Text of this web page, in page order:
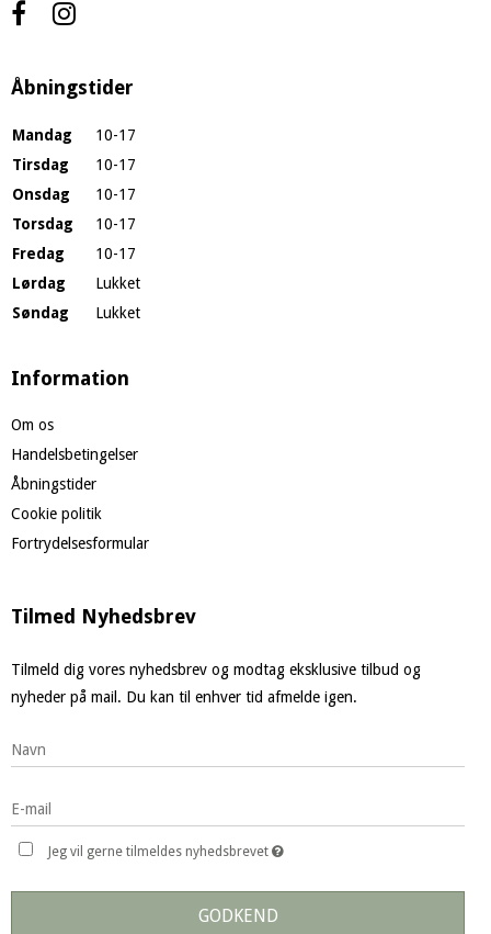
Åbningstider
Mandag
10-17
Tirsdag
10-17
Onsdag
10-17
Torsdag
10-17
Fredag
10-17
Lørdag
Lukket
Søndag
Lukket
Information
Om os
Handelsbetingelser
Åbningstider
Cookie politik
Fortrydelsesformular
Tilmed Nyhedsbrev
Tilmeld dig vores nyhedsbrev og modtag eksklusive tilbud og
nyheder på mail. Du kan til enhver tid afmelde igen.
Jeg vil gerne tilmeldes nyhedsbrevet
GODKEND